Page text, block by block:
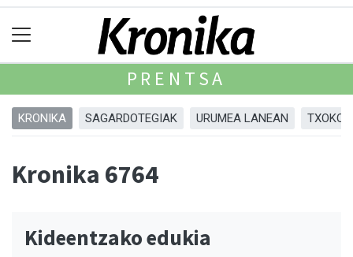
PRENTSA
KRONIKA SAGARDOTEGIAK URUMEA LANEAN
Kronika 6764
Kideentzako edukia